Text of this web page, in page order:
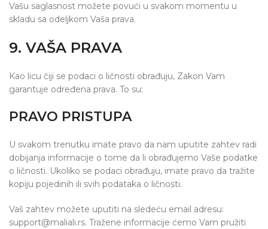
Vašu saglasnost možete povući u svakom momentu u
skladu sa odeljkom Vaša prava.
9. VAŠA PRAVA
Kao licu čiji se podaci o ličnosti obrađuju, Zakon Vam
garantuje određena prava. To su:
PRAVO PRISTUPA
U svakom trenutku imate pravo da nam uputite zahtev radi
dobijanja informacije o tome da li obrađujemo Vaše podatke
o ličnosti. Ukoliko se podaci obrađuju, imate pravo da tražite
kopiju pojedinih ili svih podataka o ličnosti.
Vaš zahtev možete uputiti na sledeću email adresu:
support@maliali.rs. Tražene informacije ćemo Vam pružiti